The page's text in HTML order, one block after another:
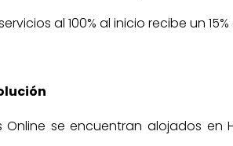
al 100% al inicio recibe un
Online se encuentran alojados